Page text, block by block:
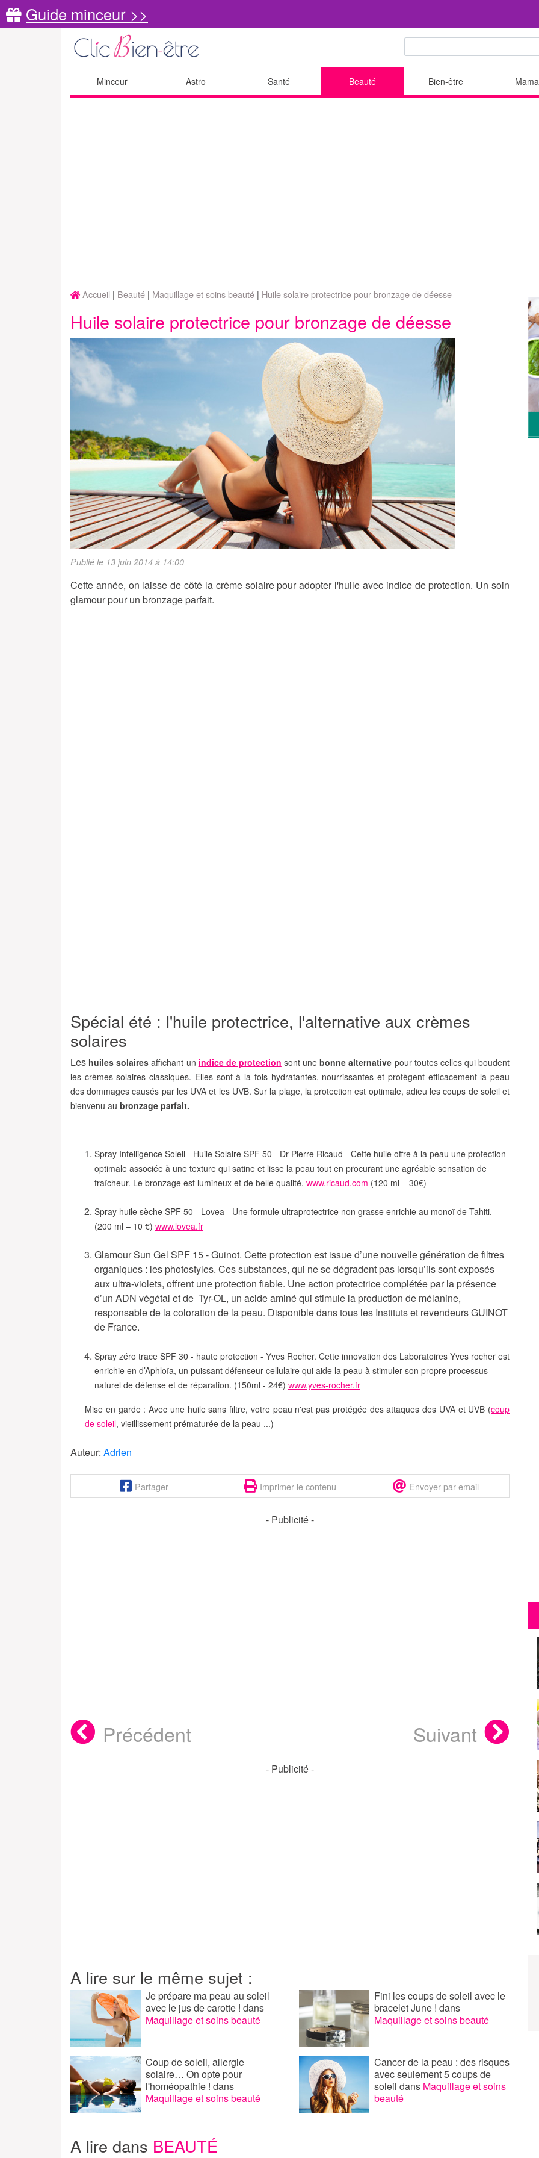
Guide minceur >>
Minceur Astro Santé Beauté Bien-être
Accueil Beauté Maquillage et soins beauté Huile solaire protectrice pour bronzage de déesse
Huile solaire protectrice pour bronzage de déesse
Publié le 13 juin 2014 à 14:00
Cette année, on laisse de côté la crème solaire pour adopter l'huile avec indice de protection. Un soin
glamour pour un bronzage parfait.
Spécial été : l'huile protectrice, l'alternative aux crèmes
solaires
Les huiles solaires affichant un indice de protection sont une bonne alternative pour toutes celles qui boudent
les crèmes solaires classiques. Elles sont à la fois hydratantes, nourrissantes et protègent efficacement la peau
des dommages causés par les UVA et les UVB. Sur la plage, la protection est optimale, adieu les coups de soleil et
bienvenu au bronzage parfait.
Spray Intelligence Soleil - Huile Solaire SPF 50 - Dr Pierre Ricaud - Cette huile offre à la peau une protection
optimale associée à une texture qui satine et lisse la peau tout en procurant une agréable sensation de
fraîcheur. Le bronzage est lumineux et de belle qualité. www.ricaud.com (120 ml – 30€)
Spray huile sèche SPF 50 - Lovea - Une formule ultraprotectrice non grasse enrichie au monoï de Tahiti.
(200 ml – 10 €) www.lovea.fr
Glamour Sun Gel SPF 15 - Guinot. Cette protection est issue d’une nouvelle génération de filtres
organiques : les photostyles. Ces substances, qui ne se dégradent pas lorsqu’ils sont exposés
aux ultra-violets, offrent une protection fiable. Une action protectrice complétée par la présence
d’un ADN végétal et de Tyr-OL, un acide aminé qui stimule la production de mélanine,
responsable de la coloration de la peau. Disponible dans tous les Instituts et revendeurs GUINOT
de France.
Spray zéro trace SPF 30 - haute protection - Yves Rocher. Cette innovation des Laboratoires Yves rocher est
enrichie en d’Aphloïa, un puissant défenseur cellulaire qui aide la peau à stimuler son propre processus
naturel de défense et de réparation. (150ml - 24€) www.yves-rocher.fr
Mise en garde : Avec une huile sans filtre, votre peau n'est pas protégée des attaques des UVA et UVB (coup
de soleil, vieillissement prématurée de la peau ...)
Auteur: Adrien
Partager Imprimer le contenu Envoyer par email
- Publicité -
Précédent Suivant
- Publicité -
A lire sur le même sujet :
Je prépare ma peau au soleil
avec le jus de carotte ! dans
Maquillage et soins beauté
Fini les coups de soleil avec le
bracelet June ! dans
Maquillage et soins beauté
Coup de soleil, allergie
solaire… On opte pour
l'homéopathie ! dans
Maquillage et soins beauté
Cancer de la peau : des risques
avec seulement 5 coups de
soleil dans Maquillage et soins
beauté
A lire dans BEAUTÉ